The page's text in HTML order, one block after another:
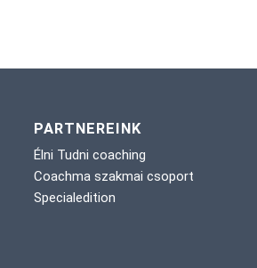
PARTNEREINK
Élni Tudni coaching
Coachma szakmai csoport
Specialedition